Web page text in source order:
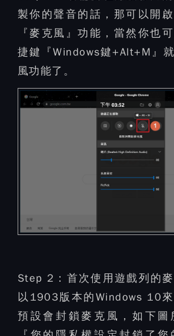
製你的聲音的話，那可以開
『麥克風』功能，當然你也
捷鍵『Windows鍵+Alt+M』
風功能了。
Step 2： 首次使用遊戲列的
以1903版本的Windows 10
預設會封鎖麥克風，如下圖